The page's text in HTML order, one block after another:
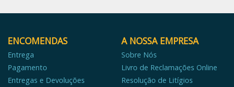
ENCOMENDAS
Entrega
Pagamento
Entregas e Devoluções
A NOSSA EMPRESA
Sobre Nós
Livro de Reclamações Online
Resolução de Litígios